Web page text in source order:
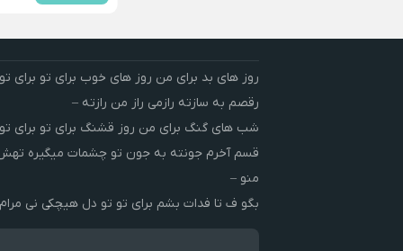
روز های بد برای من روز های خوب برای تو برای
رقصم به سازته رازمی راز من رازته –
شب های گنگ برای من روز قشنگ برای تو برای
قسم آخرم جونته به جون تو چشمات میگیره
منو –
بگو ف تا فدات بشم برای تو تو دل هیچکی نی